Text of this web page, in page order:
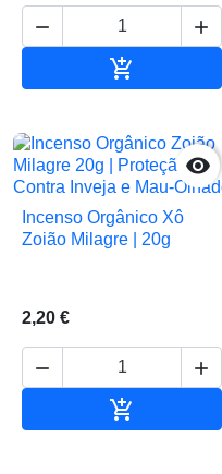
 


Incenso Orgânico Xô
Zoião Milagre | 20g
2,20 €
 
